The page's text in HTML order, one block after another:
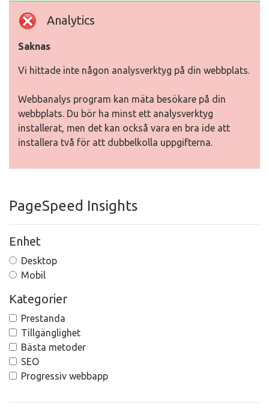
Analytics
Saknas
Vi hittade inte någon analysverktyg på din webbplats.
Webbanalys program kan mäta besökare på din
webbplats. Du bör ha minst ett analysverktyg
installerat, men det kan också vara en bra ide att
installera två för att dubbelkolla uppgifterna.
PageSpeed Insights
Enhet
Desktop
Mobil
Kategorier
Prestanda
Tillgänglighet
Bästa metoder
SEO
Progressiv webbapp